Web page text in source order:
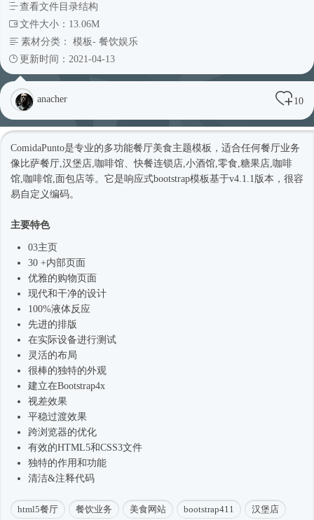
查看文件目录结构
文件大小：13.06M
素材分类： 模板- 餐饮娱乐
更新时间：2021-04-13
anacher 10
ComidaPunto是专业的多功能餐厅美食主题模板，适合任何餐厅业务
像比萨餐厅,汉堡店,咖啡馆、快餐连锁店,小酒馆,零食,糖果店,咖啡
馆,咖啡馆,面包店等。它是响应式bootstrap模板基于v4.1.1版本，很容
易自定义编码。
主要特色
03主页
30 +内部页面
优雅的购物页面
现代和干净的设计
100%液体反应
先进的排版
在实际设备进行测试
灵活的布局
很棒的独特的外观
建立在Bootstrap4x
视差效果
平稳过渡效果
跨浏览器的优化
有效的HTML5和CSS3文件
独特的作用和功能
清洁&注释代码
html5餐厅 餐饮业务 美食网站 bootstrap411 汉堡店